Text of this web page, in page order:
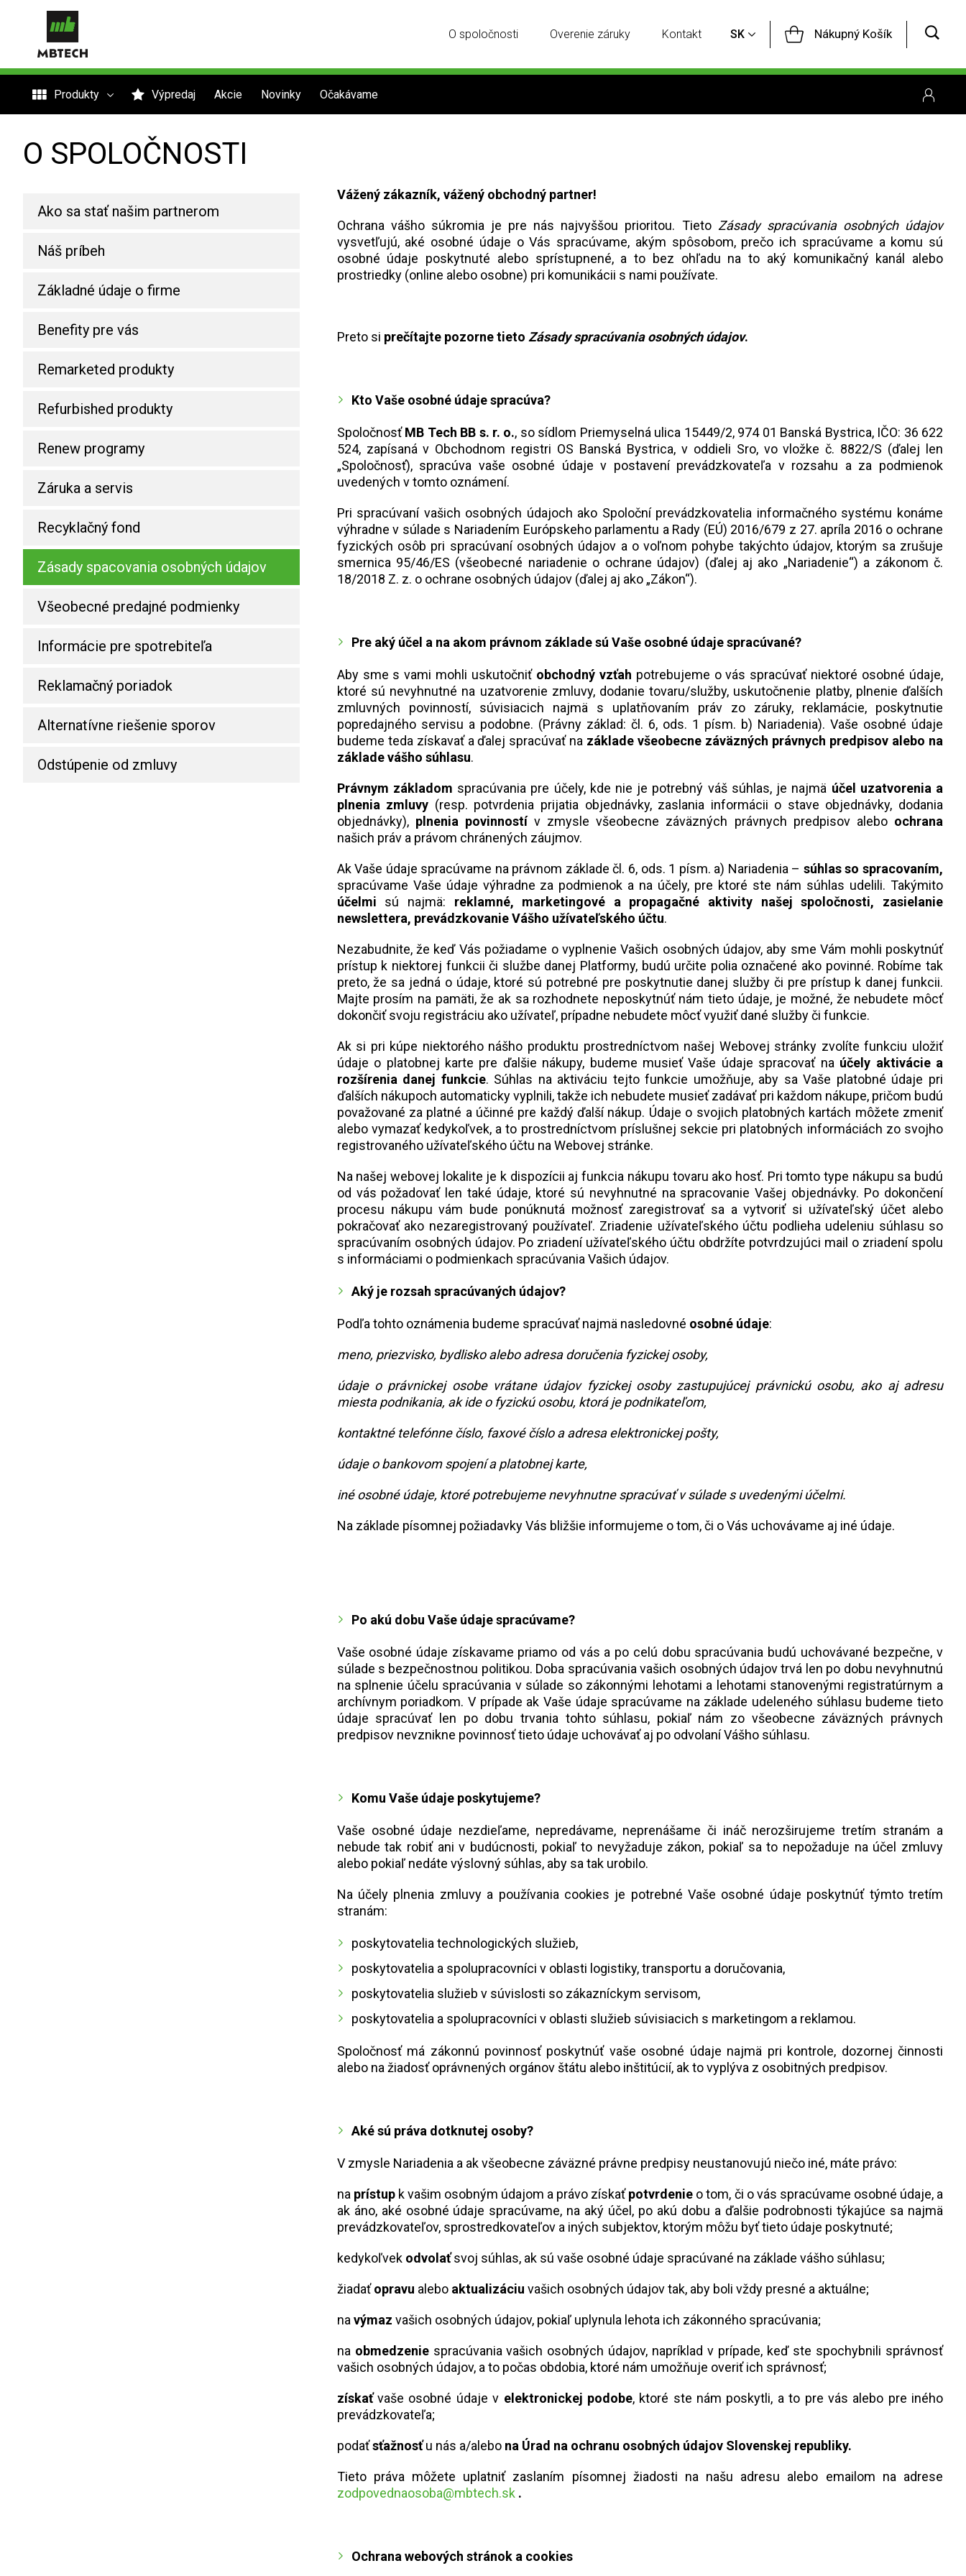
O spoločnosti Overenie záruky Kontakt SK Nákupný Košík
Produkty Výpredaj Akcie Novinky Očakávame
O SPOLOČNOSTI
Ako sa stať našim partnerom
Náš príbeh
Základné údaje o firme
Benefity pre vás
Remarketed produkty
Refurbished produkty
Renew programy
Záruka a servis
Recyklačný fond
Zásady spacovania osobných údajov
Všeobecné predajné podmienky
Informácie pre spotrebiteľa
Reklamačný poriadok
Alternatívne riešenie sporov
Odstúpenie od zmluvy
Vážený zákazník, vážený obchodný partner!
Ochrana vášho súkromia je pre nás najvyššou prioritou. Tieto Zásady spracúvania osobných údajov
vysvetľujú, aké osobné údaje o Vás spracúvame, akým spôsobom, prečo ich spracúvame a komu sú
osobné údaje poskytnuté alebo sprístupnené, a to bez ohľadu na to aký komunikačný kanál alebo
prostriedky (online alebo osobne) pri komunikácii s nami používate.
Preto si prečítajte pozorne tieto Zásady spracúvania osobných údajov.
Kto Vaše osobné údaje spracúva?
SpoločnosťMB Tech BB s. r. o., so sídlom Priemyselná ulica 15449/2, 974 01 Banská Bystrica, IČO: 36 622
524, zapísaná v Obchodnom registri OS Banská Bystrica, v oddieli Sro, vo vložke č. 8822/S (ďalej len
„Spoločnosť), spracúva vaše osobné údaje v postavení prevádzkovateľa v rozsahu a za podmienok
uvedených v tomto oznámení.
Pri spracúvaní vašich osobných údajoch ako Spoloční prevádzkovatelia informačného systému konáme
výhradne v súlade s Nariadením Európskeho parlamentu a Rady (EÚ) 2016/679 z 27. apríla 2016 o ochrane
fyzických osôb pri spracúvaní osobných údajov a o voľnom pohybe takýchto údajov, ktorým sa zrušuje
smernica 95/46/ES (všeobecné nariadenie o ochrane údajov) (ďalej aj ako „Nariadenie“) a zákonom č.
18/2018 Z. z. o ochrane osobných údajov (ďalej aj ako „Zákon“).
Pre aký účel a na akom právnom základe sú Vaše osobné údaje spracúvané?
Aby sme s vami mohli uskutočniť obchodný vzťah potrebujeme o vás spracúvať niektoré osobné údaje,
ktoré sú nevyhnutné na uzatvorenie zmluvy, dodanie tovaru/služby, uskutočnenie platby, plnenie ďalších
zmluvných povinností, súvisiacich najmä s uplatňovaním práv zo záruky, reklamácie, poskytnutie
popredajného servisu a podobne. (Právny základ: čl. 6, ods. 1 písm. b) Nariadenia). Vaše osobné údaje
budeme teda získavať a ďalej spracúvať na základe všeobecne záväzných právnych predpisov alebo na
základe vášho súhlasu.
Právnym základom spracúvania pre účely, kde nie je potrebný váš súhlas, je najmä účel uzatvorenia a
plnenia zmluvy (resp. potvrdenia prijatia objednávky, zaslania informácii o stave objednávky, dodania
objednávky), plnenia povinnostív zmysle všeobecne záväzných právnych predpisov alebo ochrana
našich práv a právom chránených záujmov.
Ak Vaše údaje spracúvame na právnom základe čl. 6, ods. 1 písm. a) Nariadenia – súhlas so spracovaním,
spracúvame Vaše údaje výhradne za podmienok a na účely, pre ktoré ste nám súhlas udelili. Takýmito
účelmi sú najmä: reklamné, marketingové a propagačné aktivity našej spoločnosti,
zasielanie
newslettera, prevádzkovanie Vášho užívateľského účtu.
Nezabudnite, že keď Vás požiadame o vyplnenie Vašich osobných údajov, aby sme Vám mohli poskytnúť
prístup k niektorej funkcii či službe danej Platformy, budú určite polia označené ako povinné. Robíme tak
preto, že sa jedná o údaje, ktoré sú potrebné pre poskytnutie danej služby či pre prístup k danej funkcii.
Majte prosím na pamäti, že ak sa rozhodnete neposkytnúť nám tieto údaje, je možné, že nebudete môcť
dokončiť svoju registráciu ako užívateľ, prípadne nebudete môcť využiť dané služby či funkcie.
Ak si pri kúpe niektorého nášho produktu prostredníctvom našej Webovej stránky zvolíte funkciu uložiť
údaje o platobnej karte pre ďalšie nákupy, budeme musieť Vaše údaje spracovať na účely aktivácie a
rozšírenia danej funkcie. Súhlas na aktiváciu tejto funkcie umožňuje, aby sa Vaše platobné údaje pri
ďalších nákupoch automaticky vyplnili, takže ich nebudete musieť zadávať pri každom nákupe, pričom budú
považované za platné a účinné pre každý ďalší nákup. Údaje o svojich platobných kartách môžete zmeniť
alebo vymazať kedykoľvek, a to prostredníctvom príslušnej sekcie pri platobných informáciách zo svojho
registrovaného užívateľského účtu na Webovej stránke.
Na našej webovej lokalite je k dispozícii aj funkcia nákupu tovaru ako hosť. Pri tomto type nákupu sa budú
od vás požadovať len také údaje, ktoré sú nevyhnutné na spracovanie Vašej objednávky. Po dokončení
procesu nákupu vám bude ponúknutá možnosť zaregistrovať sa a vytvoriť si užívateľský účet alebo
pokračovať ako nezaregistrovaný používateľ. Zriadenie užívateľského účtu podlieha udeleniu súhlasu so
spracúvaním osobných údajov. Po zriadení užívateľského účtu obdržíte potvrdzujúci mail o zriadení spolu
s informáciami o podmienkach spracúvania Vašich údajov.
Aký je rozsah spracúvaných údajov?
Podľa tohto oznámenia budeme spracúvať najmä nasledovné osobné údaje:
meno, priezvisko, bydlisko alebo adresa doručenia fyzickej osoby,
údaje o právnickej osobe vrátane údajov fyzickej osoby zastupujúcej právnickú osobu, ako aj adresu
miesta podnikania, ak ide o fyzickú osobu, ktorá je podnikateľom,
kontaktné telefónne číslo, faxové číslo a adresa elektronickej pošty,
údaje o bankovom spojení a platobnej karte,
iné osobné údaje, ktoré potrebujeme nevyhnutne spracúvať v súlade s uvedenými účelmi.
Na základe písomnej požiadavky Vás bližšie informujeme o tom, či o Vás uchovávame aj iné údaje.
Po akú dobu Vaše údaje spracúvame?
Vaše osobné údaje získavame priamo od vás a po celú dobu spracúvania budú uchovávané bezpečne, v
súlade s bezpečnostnou politikou. Doba spracúvania vašich osobných údajov trvá len po dobu nevyhnutnú
na splnenie účelu spracúvania v súlade so zákonnými lehotami a lehotami stanovenými registratúrnym a
archívnym poriadkom. V prípade ak Vaše údaje spracúvame na základe udeleného súhlasu budeme tieto
údaje spracúvať len po dobu trvania tohto súhlasu, pokiaľ nám zo všeobecne záväzných právnych
predpisov nevznikne povinnosť tieto údaje uchovávať aj po odvolaní Vášho súhlasu.
Komu Vaše údaje poskytujeme?
Vaše osobné údaje nezdieľame, nepredávame, neprenášame či ináč nerozširujeme tretím stranám a
nebude tak robiť ani v budúcnosti, pokiaľ to nevyžaduje zákon, pokiaľ sa to nepožaduje na účel zmluvy
alebo pokiaľ nedáte výslovný súhlas, aby sa tak urobilo.
Na účely plnenia zmluvy a používania cookies je potrebné Vaše osobné údaje poskytnúť týmto tretím
stranám:
poskytovatelia technologických služieb,
poskytovatelia a spolupracovníci v oblasti logistiky, transportu a doručovania,
poskytovatelia služieb v súvislosti so zákazníckym servisom,
poskytovatelia a spolupracovníci v oblasti služieb súvisiacich s marketingom a reklamou.
Spoločnosť má zákonnú povinnosť poskytnúť vaše osobné údaje najmä pri kontrole, dozornej činnosti
alebo na žiadosť oprávnených orgánov štátu alebo inštitúcií, ak to vyplýva z osobitných predpisov.
Aké sú práva dotknutej osoby?
V zmysle Nariadenia a ak všeobecne záväzné právne predpisy neustanovujú niečo iné, máte právo:
na prístupk vašim osobným údajom a právo získaťpotvrdenie o tom, či o vás spracúvame osobné údaje, a
ak áno, aké osobné údaje spracúvame, na aký účel, po akú dobu a ďalšie podrobnosti týkajúce sa najmä
prevádzkovateľov, sprostredkovateľov a iných subjektov, ktorým môžu byť tieto údaje poskytnuté;
kedykoľvek odvolaťsvoj súhlas, ak sú vaše osobné údaje spracúvané na základe vášho súhlasu;
žiadaťopravu alebo aktualizáciu vašich osobných údajov tak, aby boli vždy presné a aktuálne;
na výmaz vašich osobných údajov, pokiaľ uplynula lehota ich zákonného spracúvania;
na obmedzeniespracúvania vašich osobných údajov, napríklad v prípade, keď ste spochybnili správnosť
vašich osobných údajov, a to počas obdobia, ktoré nám umožňuje overiť ich správnosť;
získaťvaše osobné údaje v elektronickej podobe, ktoré ste nám poskytli, a to pre vás alebo pre iného
prevádzkovateľa;
podaťsťažnosťu nás a/alebo na Úrad na ochranu osobných údajov Slovenskej republiky.
Tieto práva môžete uplatniť zaslaním písomnej žiadosti na našu adresu alebo emailom na adrese
zodpovednaosoba@mbtech.sk .
Ochrana webových stránok a cookies